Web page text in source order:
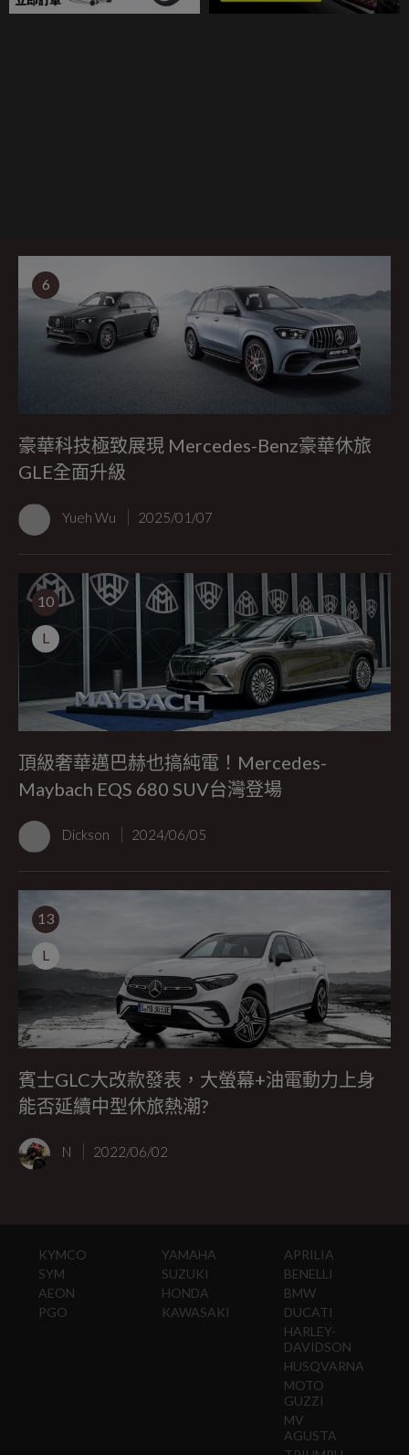
6
豪華科技極致展現 Mercedes-Benz豪華休旅
GLE全面升級
Yueh Wu 2025/01/07
10
L
頂級奢華邁巴赫也搞純電！Mercedes-
Maybach EQS 680 SUV台灣登場
Dickson 2024/06/05
13
L
賓士GLC大改款發表，大螢幕+油電動力上身
能否延續中型休旅熱潮?
N 2022/06/02
KYMCO
SYM
AEON
PGO
YAMAHA
SUZUKI
HONDA
KAWASAKI
APRILIA
BENELLI
BMW
DUCATI
HARLEY-
DAVIDSON
HUSQVARNA
MOTO
GUZZI
MV
AGUSTA